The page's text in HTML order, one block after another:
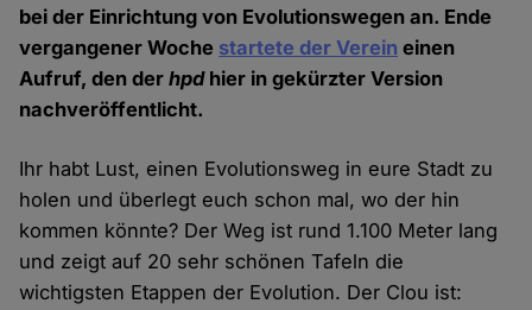
bei der Einrichtung von Evolutionswegen an. Ende
vergangener Woche startete der Verein einen
Aufruf, den derhpdhier in gekürzter Version
nachveröffentlicht.
Ihr habt Lust, einen Evolutionsweg in eure Stadt zu
holen und überlegt euch schon mal, wo der hin
kommen könnte? Der Weg ist rund 1.100 Meter lang
und zeigt auf 20 sehr schönen Tafeln die
wichtigsten Etappen der Evolution. Der Clou ist: